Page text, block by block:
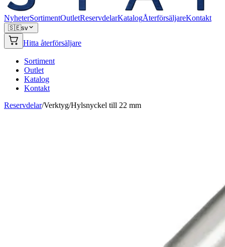
NyheterSortimentOutletReservdelarKatalogÅterförsäljareKontakt
🇸🇪sv
Hitta återförsäljare
Sortiment
Outlet
Katalog
Kontakt
Reservdelar/Verktyg/Hylsnyckel till 22 mm